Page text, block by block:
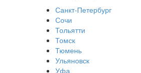
Санкт-Петербург
Сочи
Тольятти
Томск
Тюмень
Ульяновск
Уфа